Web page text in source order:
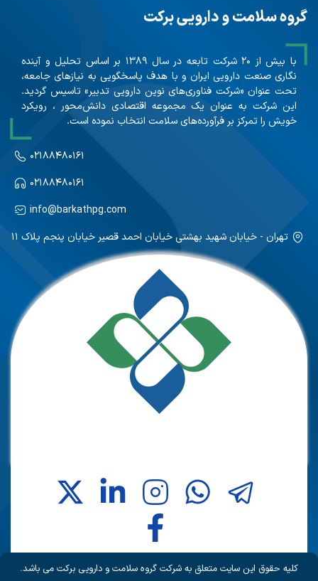
گروه سلامت و دارویی برکت
با بیش از ۲۰ شرکت تابعه در سال ۱۳۸۹ بر اساس تحلیل و آینده
نگاری صنعت دارویی ایران و با هدف پاسخگویی به نیازهای جامعه،
تحت عنوان «شرکت فناوری‌های نوین دارویی تدبیر» تاسیس گردید.
این شرکت به عنوان یک مجموعه اقتصادی دانش‌محور ، رویکرد
خویش را تمرکز بر فرآورده‌های سلامت انتخاب نموده است.
۰۲۱۸۸۴۸۰۱۶۱
۰۲۱۸۸۴۸۰۱۶۱
info@barkathpg.com
تهران - خیابان شهید بهشتی خیابان احمد قصیر خیابان پنجم پلاک ۱۱
کلیه حقوق این سایت متعلق به شرکت گروه سلامت و دارویی برکت می باشد.